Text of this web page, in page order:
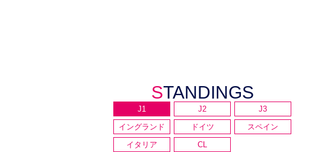
STANDINGS
J1 J2
J3
イングランド
ドイツ
スペイン
イタリア
CL